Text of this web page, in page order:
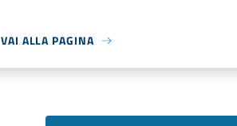
VAI ALLA PAGINA